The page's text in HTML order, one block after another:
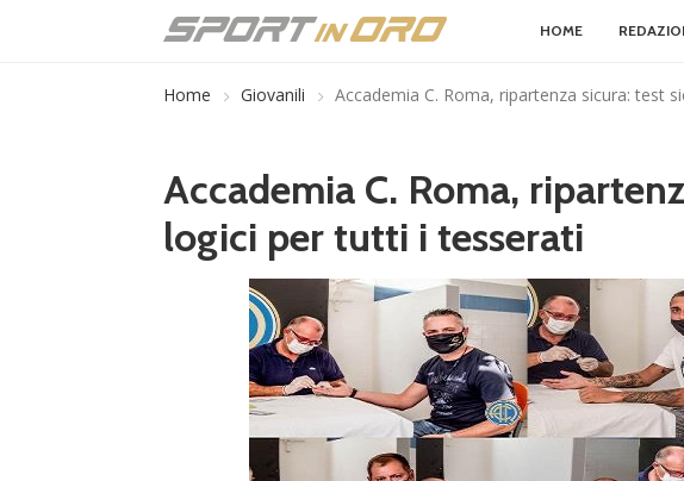
HOME
Home Giovanili Accademia C. Roma, ripartenza sicura: test
Accademia C. Roma,
logici per tutti i tesserati